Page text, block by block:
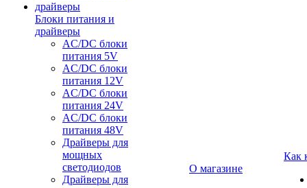
Блоки питания и
драйверы
AC/DC блоки
питания 5V
AC/DC блоки
питания 12V
AC/DC блоки
питания 24V
AC/DC блоки
питания 48V
Драйверы для
мощных
светодиодов
Драйверы для
О магазине
Как